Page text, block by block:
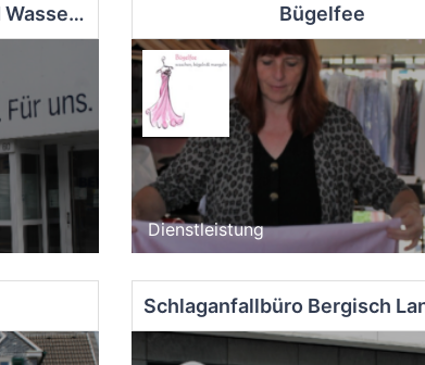
BEW Bergische Energie- und Wasser GmbH Bügelfee
Dienstleistung